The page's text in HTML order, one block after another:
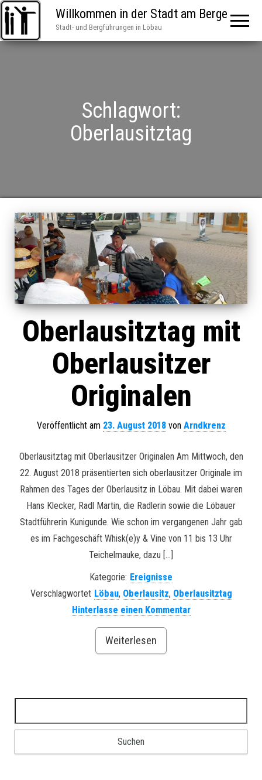
Willkommen in der Stadt am Berge
Stadt- und Bergführungen in Löbau
Schlagwort:
Oberlausitztag
Oberlausitztag mit
Oberlausitzer
Originalen
Veröffentlicht am 23. August 2018von Arndkrenz
Oberlausitztag mit Oberlausitzer Originalen Am Mittwoch, den
22. August 2018 präsentierten sich oberlausitzer Originale im
Rahmen des Tages der Oberlausitz in Löbau. Mit dabei waren
Hans Klecker, Radl Martin, die Radlerin sowie die Löbauer
Stadtführerin Kunigunde. Wie schon im vergangenen Jahr gab
es im Fachgeschäft Whisk(e)y & Vine von 11 bis 13 Uhr
Teichelmauke, dazu […]
Kategorie: Ereignisse
Verschlagwortet Löbau, Oberlausitz, Oberlausitztag
Hinterlasse einen Kommentar
Weiterlesen